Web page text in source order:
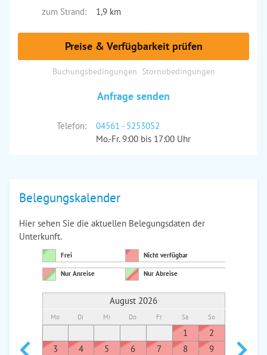
zum Strand:
1,9 km
Preise & Verfügbarkeit prüfen
Buchungsbedingungen Stornobedingungen
Anfrage senden
Telefon:
04561 - 5253052
Mo.-Fr. 9:00 bis 17:00 Uhr
Belegungskalender
Hier sehen Sie die aktuellen Belegungsdaten der
Unterkunft.
Frei Nicht verfügbar
Nur Anreise Nur Abreise
August 2026
Mo Di Mi Do Fr Sa So
1
2
3
4 5 6 7 8
9
7